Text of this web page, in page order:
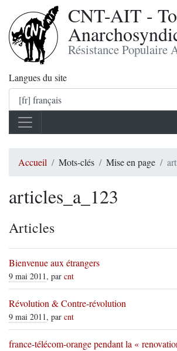
CNT-AIT -
Résistance Populaire
Langues du site
Accueil Mots-clés Mise en page
articles_a_123
Articles
Bienvenue aux étrangers
9 mai 2011, par cnt
Révolution & Contre-révolution
9 mai 2011, par cnt
france-télécom-orange pendant la «